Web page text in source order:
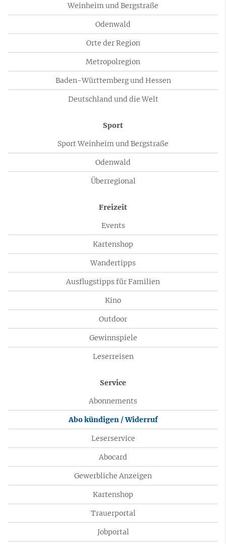
Weinheim und Bergstraße
Odenwald
Orte der Region
Metropolregion
Baden-Württemberg und Hessen
Deutschland und die Welt
Sport
Sport Weinheim und Bergstraße
Odenwald
Überregional
Freizeit
Events
Kartenshop
Wandertipps
Ausflugstipps für Familien
Kino
Outdoor
Gewinnspiele
Leserreisen
Service
Abonnements
Abo kündigen / Widerruf
Leserservice
Abocard
Gewerbliche Anzeigen
Kartenshop
Trauerportal
Jobportal